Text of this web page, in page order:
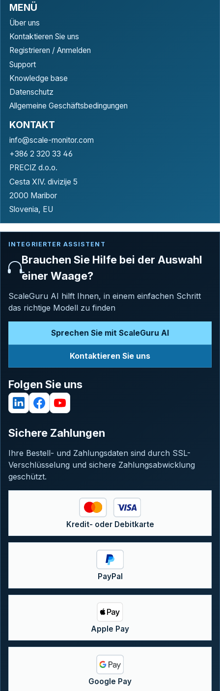
MENÜ
Über uns
Kontaktieren Sie uns
Registrieren / Anmelden
Support
Knowledge base
Datenschutz
Allgemeine Geschäftsbedingungen
KONTAKT
info@scale-monitor.com
+386 2 320 33 46
PRECIZ d.o.o.
Cesta XIV. divizije 5
2000 Maribor
Slovenia, EU
INTEGRIERTER ASSISTENT
Brauchen Sie Hilfe bei der Auswahl
einer Waage?
ScaleGuru AI hilft Ihnen, in einem einfachen Schritt
das richtige Modell zu finden
Sprechen Sie mit ScaleGuru AI
Kontaktieren Sie uns
Folgen Sie uns
Sichere Zahlungen
Ihre Bestell- und Zahlungsdaten sind durch SSL-
Verschlüsselung und sichere Zahlungsabwicklung
geschützt.
Kredit- oder Debitkarte
PayPal
Apple Pay
Google Pay